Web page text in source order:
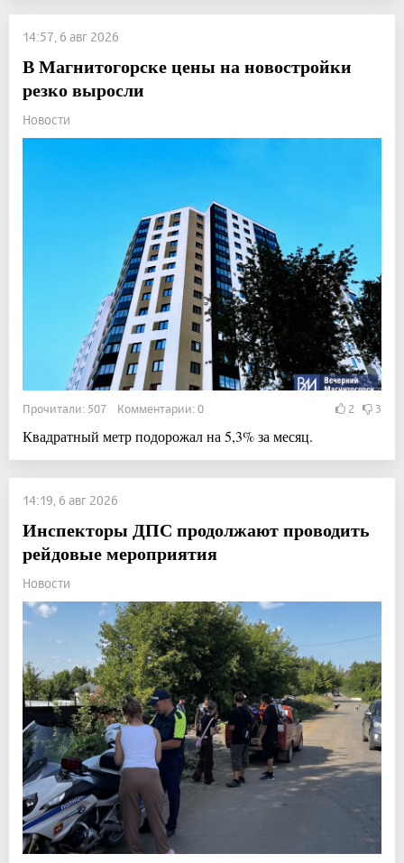
14:57, 6 авг 2026
В Магнитогорске цены на новостройки
резко выросли
Новости
Прочитали: 507 Комментарии: 0 2 3
Квадратный метр подорожал на 5,3% за месяц.
14:19, 6 авг 2026
Инспекторы ДПС продолжают проводить
рейдовые мероприятия
Новости